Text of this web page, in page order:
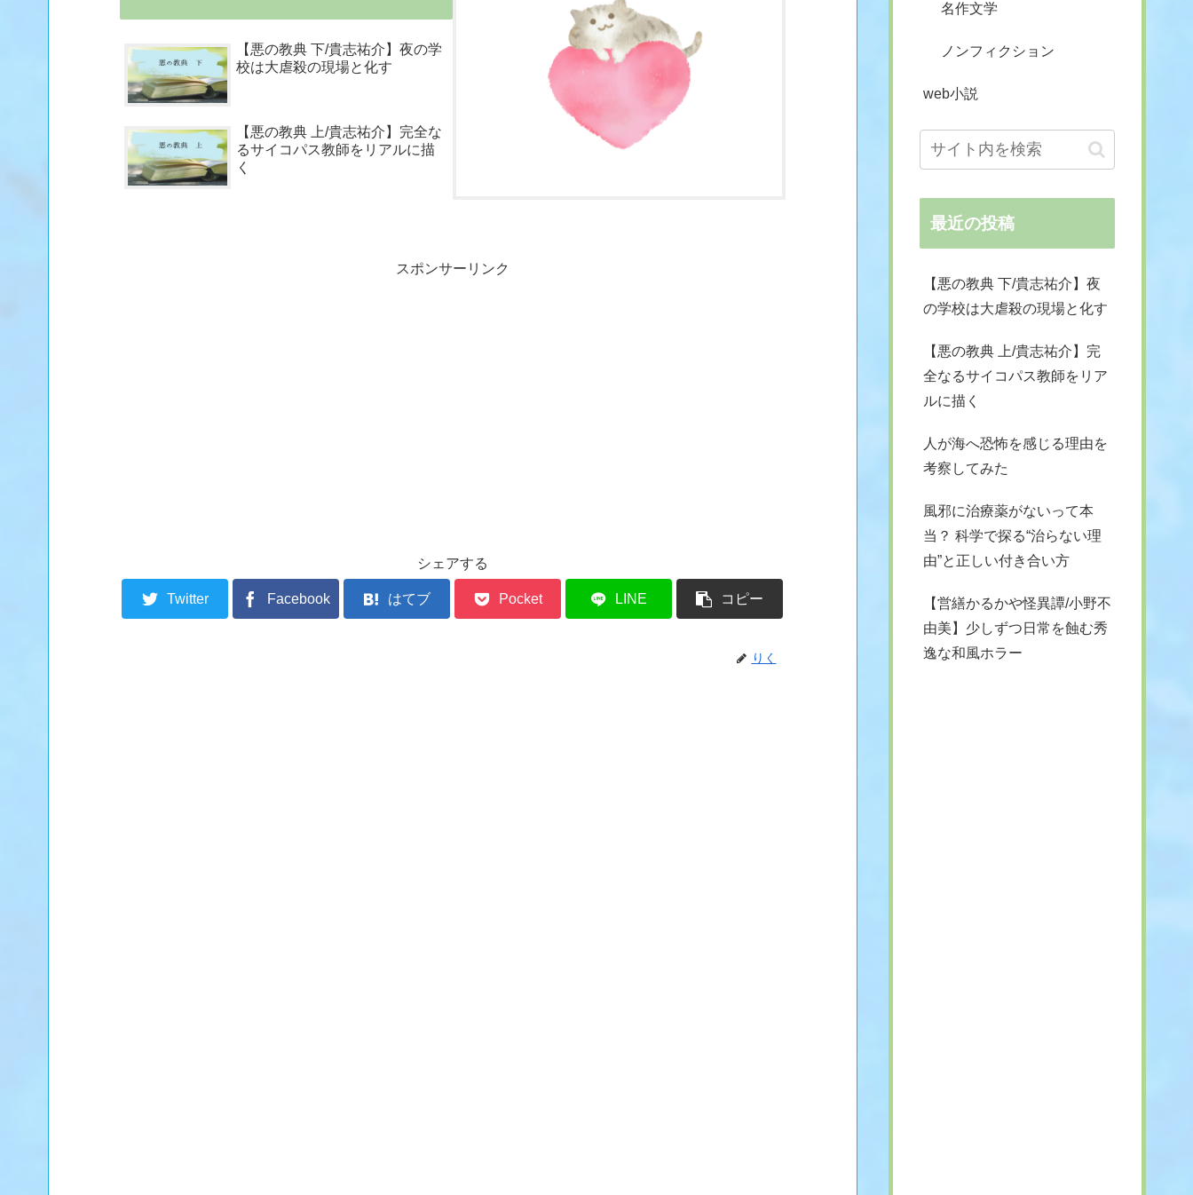
【悪の教典 下/貴志祐介】夜の学
校は大虐殺の現場と化す
【悪の教典 上/貴志祐介】完全な
るサイコパス教師をリアルに描
く
スポンサーリンク
シェアする
Twitter Facebook はてブ Pocket LINE コピー
りく
名作文学
ノンフィクション
web小説
最近の投稿
【悪の教典 下/貴志祐介】夜
の学校は大虐殺の現場と化す
【悪の教典 上/貴志祐介】完
全なるサイコパス教師をリア
ルに描く
人が海へ恐怖を感じる理由を
考察してみた
風邪に治療薬がないって本
当？ 科学で探る“治らない理
由”と正しい付き合い方
【営繕かるかや怪異譚/小野不
由美】少しずつ日常を蝕む秀
逸な和風ホラー